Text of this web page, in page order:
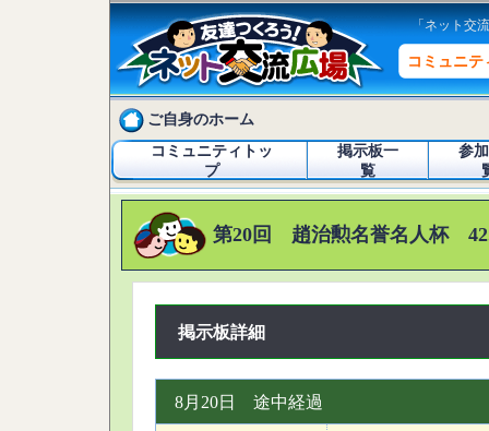
「ネット交
コミュニテ
ご自身のホーム
コミュニティトッ
プ
掲示板一
覧
参
第20回 趙治勲名誉名人杯
掲示板詳細
8月20日 途中経過